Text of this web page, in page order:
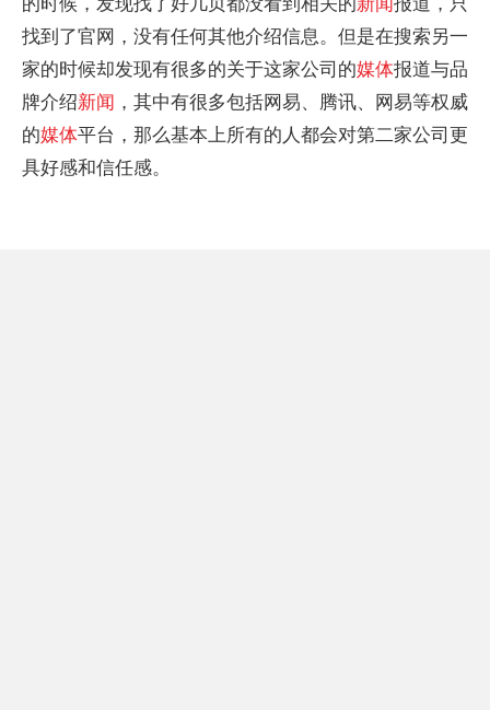
的时候，发现找了好几页都没看到相关的新闻报道，只
找到了官网，没有任何其他介绍信息。但是在搜索另一
家的时候却发现有很多的关于这家公司的媒体报道与品
牌介绍新闻 ，其中有很多包括网易、腾讯、网易等权威
的媒体平台，那么基本上所有的人都会对第二家公司更
具好感和信任感。